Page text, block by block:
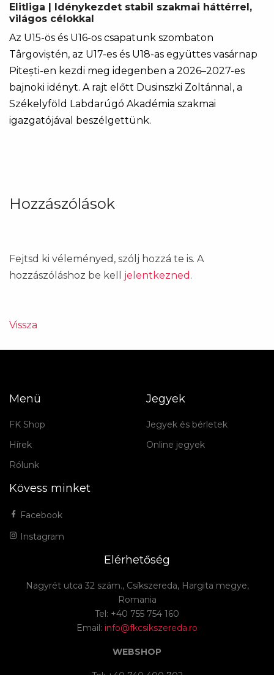
Elitliga | Idénykezdet stabil szakmai háttérrel,
világos célokkal
Az U15-ös és U16-os csapatunk szombaton
Târgoviștén, az U17-es és U18-as együttes vasárnap
Pitești-en kezdi meg idegenben a 2026–2027-es
bajnoki idényt. A rajt előtt Dusinszki Zoltánnal, a
Székelyföld Labdarúgó Akadémia szakmai
igazgatójával beszélgettünk.
Hozzászólások
Fejtsd ki véleményed, szólj hozzá te is. A
hozzászóláshoz be kell jelentkezned .
Vissza
Menü
FK Shop
Hírek
Rólunk
Jegyek
Jegyek és bérletek
Online jegyek
Kövess minket
Facebook
Instagram
Elérhetőség
Nagyrét utca 32 szám., Csíkszereda, Hargita megye,
Romania
Tel: +40 755 754 160
Email: info@fkcsikszereda.ro
WEBSHOP